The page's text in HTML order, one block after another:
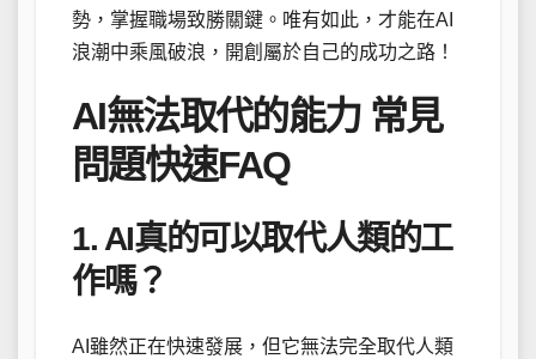
勢，掌握職場致勝關鍵。唯有如此，才能在AI
浪潮中乘風破浪，開創屬於自己的成功之路！
AI無法取代的能力 常見
問題快速FAQ
1. AI真的可以取代人類的工
作嗎？
AI雖然正在快速發展，但它無法完全取代人類